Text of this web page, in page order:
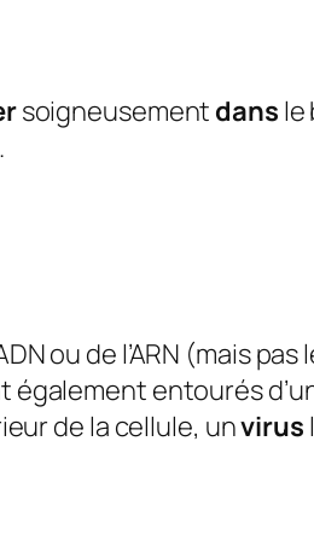
soigneusement dans le
.
ou de l’ARN (mais
également entourés
de la cellule, unvirus